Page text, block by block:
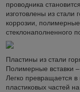
проводника
изготовлены из стали
коррозии,
стеклонаполненного
Пластины из стали
Полимерные вставки
Легко превращается
пластиковых частей